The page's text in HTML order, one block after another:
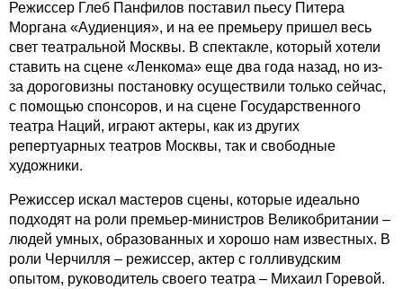
Режиссер Глеб Панфилов поставил пьесу Питера
Моргана «Аудиенция», и на ее премьеру пришел весь
свет театральной Москвы. В спектакле, который хотели
ставить на сцене «Ленкома» еще два года назад, но из-
за дороговизны постановку осуществили только сейчас,
с помощью спонсоров, и на сцене Государственного
театра Наций, играют актеры, как из других
репертуарных театров Москвы, так и свободные
художники.
Режиссер искал мастеров сцены, которые идеально
подходят на роли премьер-министров Великобритании –
людей умных, образованных и хорошо нам известных. В
роли Черчилля – режиссер, актер с голливудским
опытом, руководитель своего театра – Михаил Горевой.